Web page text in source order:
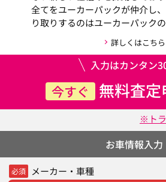
全てをユーカーパックが仲介し
り取りするのはユーカーパックの
詳しくはこちら
入力はカンタン
今すぐ 無料査定
※ト
お車情報入力
必須 メーカー・車種